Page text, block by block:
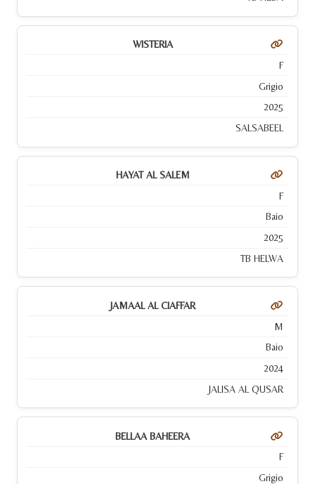
WISTERIA
F
Grigio
2025
SALSABEEL
HAYAT AL SALEM
F
Baio
2025
TB HELWA
JAMAAL AL CIAFFAR
M
Baio
2024
JALISA AL QUSAR
BELLAA BAHEERA
F
Grigio